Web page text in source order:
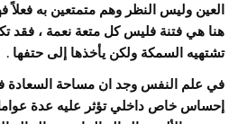
العين وليس النظر وهم متمتعين به فعلاً
هنا هي فتنة فليس كل متعة نعمة ، فقد
تشتهيه السمكة ولكن يأخذها إلى حتفها .
في علم النفس وجد ان مساحة السعادة
إحساس خاص داخلي تؤثر عليه عدة